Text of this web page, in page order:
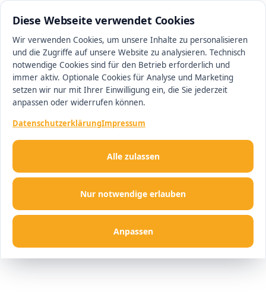
Diese Webseite verwendet Cookies
Wir verwenden Cookies, um unsere Inhalte zu personalisieren
und die Zugriffe auf unsere Website zu analysieren. Technisch
notwendige Cookies sind für den Betrieb erforderlich und
immer aktiv. Optionale Cookies für Analyse und Marketing
setzen wir nur mit Ihrer Einwilligung ein, die Sie jederzeit
anpassen oder widerrufen können.
DatenschutzerklärungImpressum
Nur notwendige erlauben
Anpassen
Alle zulassen